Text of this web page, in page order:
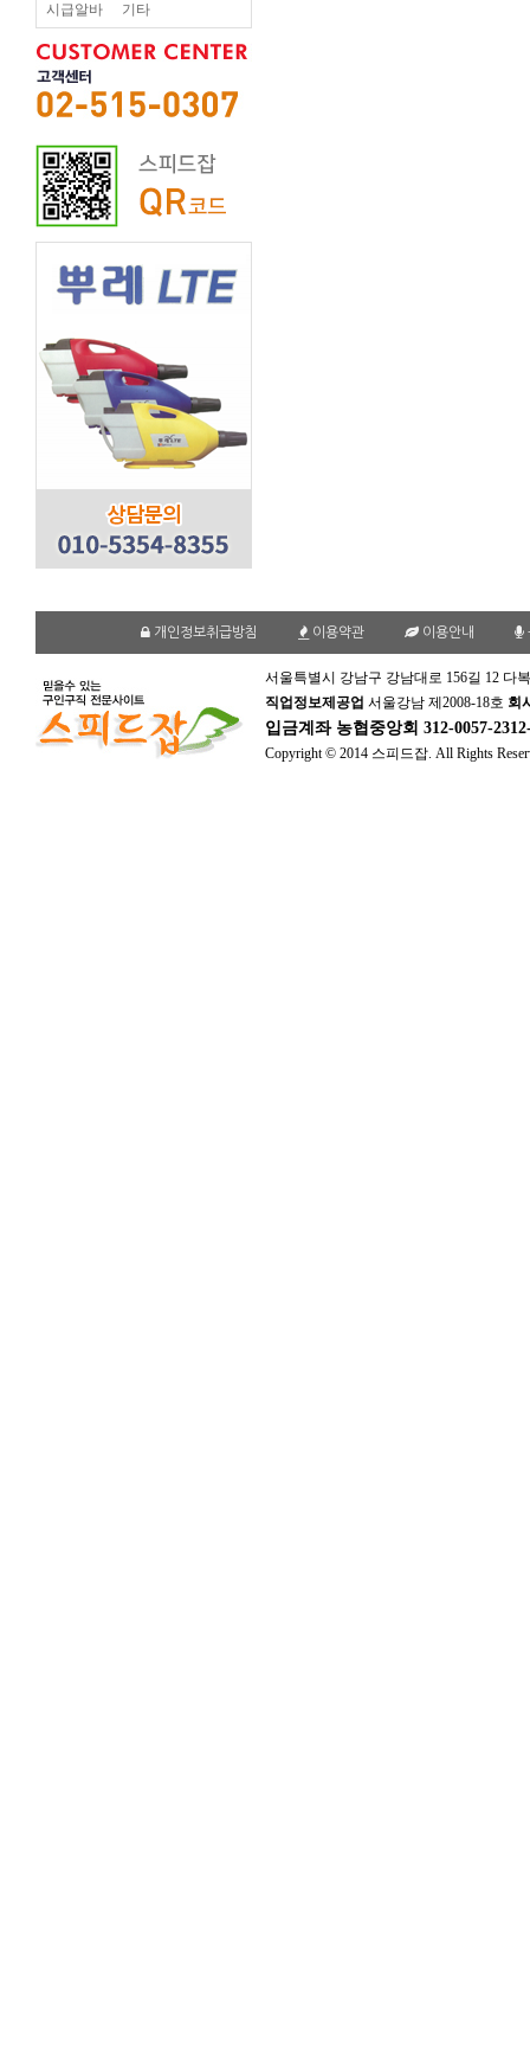
시급알바 기타
개인정보취급방침 이용약관 이용안내
서울특별시 강남구 강남대로 156길 12 다
직업정보제공업 서울강남 제2008-18호 회
입금계좌 농협중앙회 312-0057-
Copyright © 2014 스피드잡. All Rights